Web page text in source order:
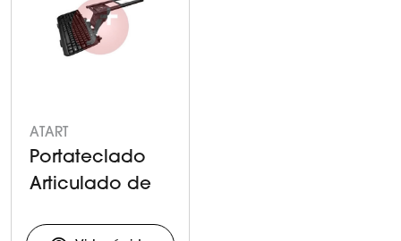
ATART
Portateclado
Articulado de